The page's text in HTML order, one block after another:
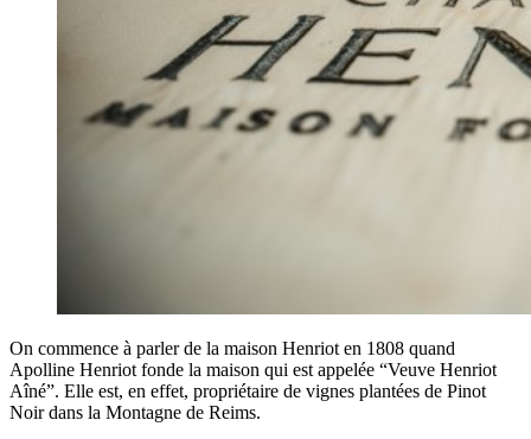
On commence à parler de la maison Henriot en 1808 quand
Apolline Henriot fonde la maison qui est appelée “Veuve Henriot
Aîné”. Elle est, en effet, propriétaire de vignes plantées de Pinot
Noir dans la Montagne de Reims.